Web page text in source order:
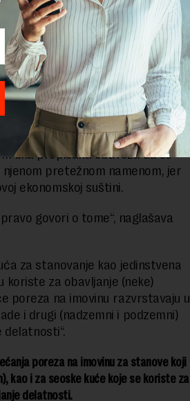
za stan u kome se obavljaju neke
za poslovne zgrade, a ne
u tim opštinama u kojima su
odnosu na cene stambenog prostora
Gordana Aritonović.
bila propisana obaveza da se
pretežnom namenom, jer
ekonomskoj suštini.
govori o tome“, naglašava
za stanovanje kao jedinstvena
za obavljanje (neke)
poreza na imovinu razvrstavaju u
i drugi (nadzemni i podzemni)
delatnosti“.
poreza na imovinu za stanove koji
kao i za seoske kuće koje se koriste za
delatnosti.